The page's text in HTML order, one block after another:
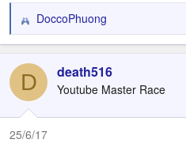
R
e
c
i
o
n
DoccoPhuong
D death516
Youtube Master Race
25/6/17